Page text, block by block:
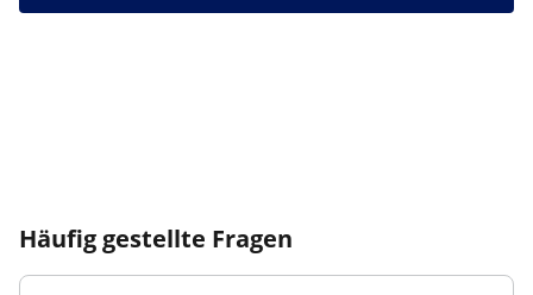
Häufig gestellte Fragen